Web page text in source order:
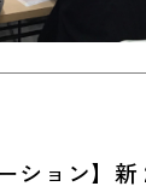
ション】